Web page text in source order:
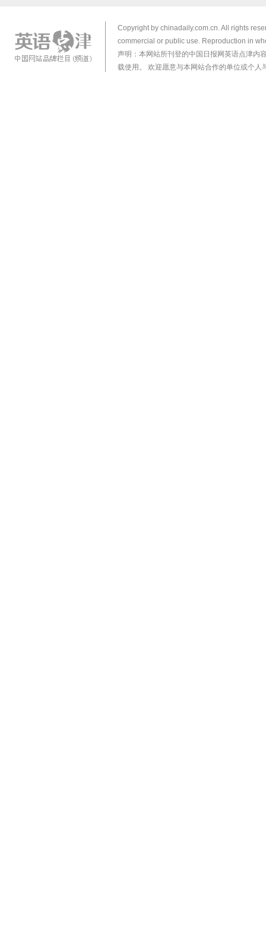
Copyright by chinadaily.com.cn. All rights
commercial or public use. Reproduction in
声明：本网站所刊登的中国日报网英语点津内
载使用。 欢迎愿意与本网站合作的单位或个人